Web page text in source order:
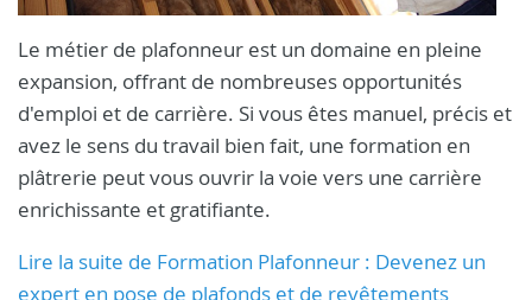
Le métier de plafonneur est un domaine en pleine
expansion, offrant de nombreuses opportunités
d'emploi et de carrière. Si vous êtes manuel, précis et
avez le sens du travail bien fait, une formation en
plâtrerie peut vous ouvrir la voie vers une carrière
enrichissante et gratifiante.
Lire la suite de Formation Plafonneur : Devenez un
expert en pose de plafonds et de revêtements